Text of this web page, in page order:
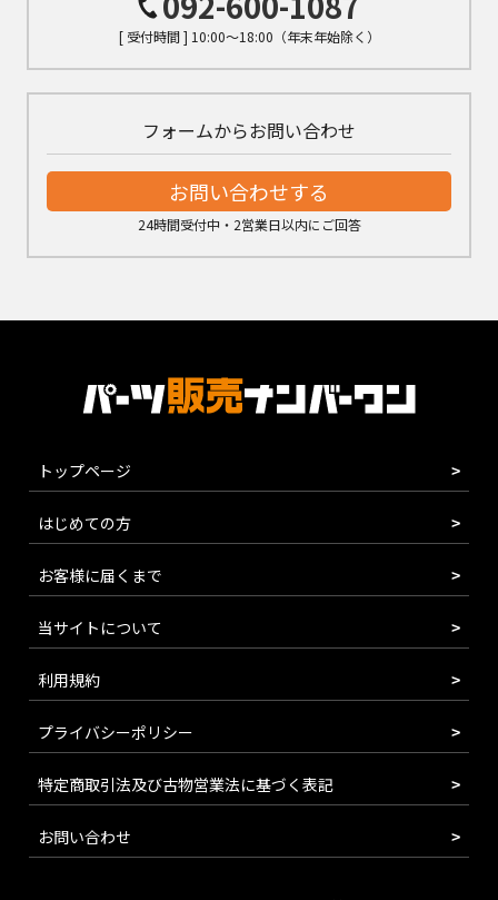
[ 受付時間 ] 10:00～18:00（年末年始除く）
フォームからお問い合わせ
お問い合わせする
24時間受付中・2営業日以内にご回答
トップページ
はじめての方
お客様に届くまで
当サイトについて
利用規約
プライバシーポリシー
特定商取引法及び古物営業法に基づく表記
お問い合わせ